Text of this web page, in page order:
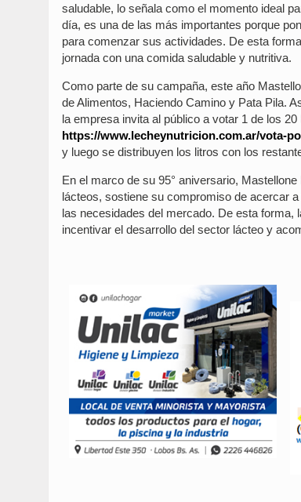
saludable, lo señala como el momento ideal
día, es una de las más importantes porque
para comenzar sus actividades. De esta
jornada con una comida saludable y nutritiva.
Como parte de su campaña, este año
de Alimentos, Haciendo Camino y Pata Pila.
la empresa invita al público a votar 1 de los
https://www.lecheynutricion.com.ar/vota-
y luego se distribuyen los litros con los
En el marco de su 95° aniversario,
lácteos, sostiene su compromiso de acercar
las necesidades del mercado. De esta
incentivar el desarrollo del sector lácteo y